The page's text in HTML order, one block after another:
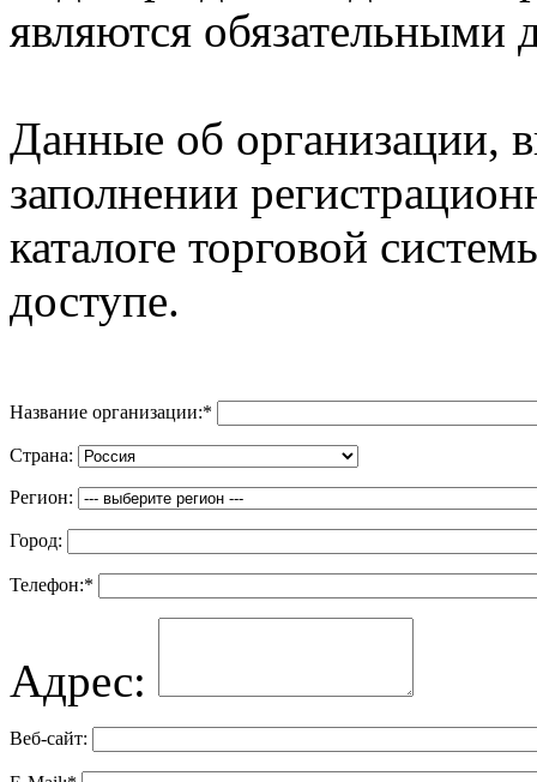
являются обязательными
Данные об организации,
заполнении
каталоге торговой
доступе.
Название организации:*
Страна:
Регион:
Город:
Телефон:*
Адрес:
Веб-сайт: